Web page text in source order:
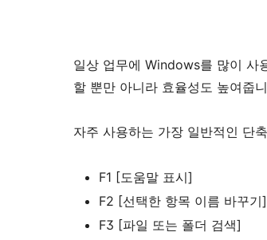
일상 업무에 Windows를 많이 사
할 뿐만 아니라 효율성도 높여줍
자주 사용하는 가장 일반적인 단
F1 [도움말 표시]
F2 [선택한 항목 이름 바꾸기]
F3 [파일 또는 폴더 검색]